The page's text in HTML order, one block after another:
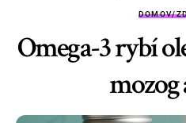
DOMOV/
Omega-3 rybí